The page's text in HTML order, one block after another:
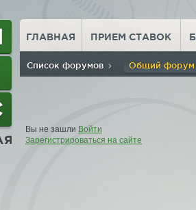
ГЛАВНАЯ ПРИЕМ СТАВОК
Список форумов Общий
Вы не зашли Войти
Зарегистрироваться на сайте